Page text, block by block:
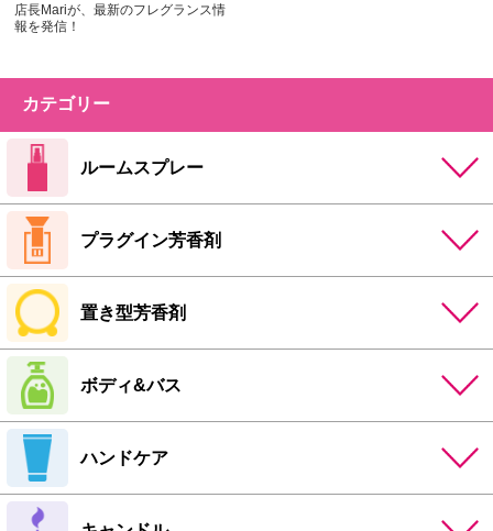
店長Mariが、最新のフレグランス情
報を発信！
カテゴリー
ルームスプレー
プラグイン芳香剤
置き型芳香剤
ボディ&バス
ハンドケア